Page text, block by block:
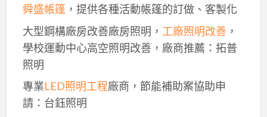
舜盛帳篷，提供各種活動帳篷的訂做、客製化
大型鋼構廠房改善廠房照明， 工廠照明改善，
學校運動中心高空照明改善，廠商推薦：拓普
照明
專業LED照明工程廠商，節能補助案協助申
請：台鈺照明